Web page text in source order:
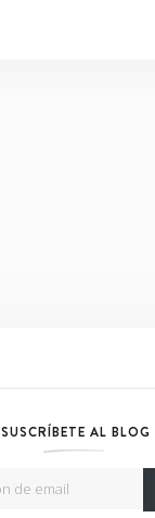
SUSCRÍBETE AL BLOG